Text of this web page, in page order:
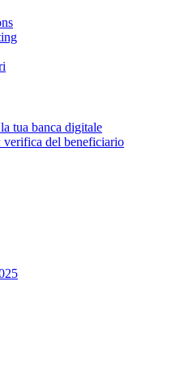
tua banca digitale
del beneficiario